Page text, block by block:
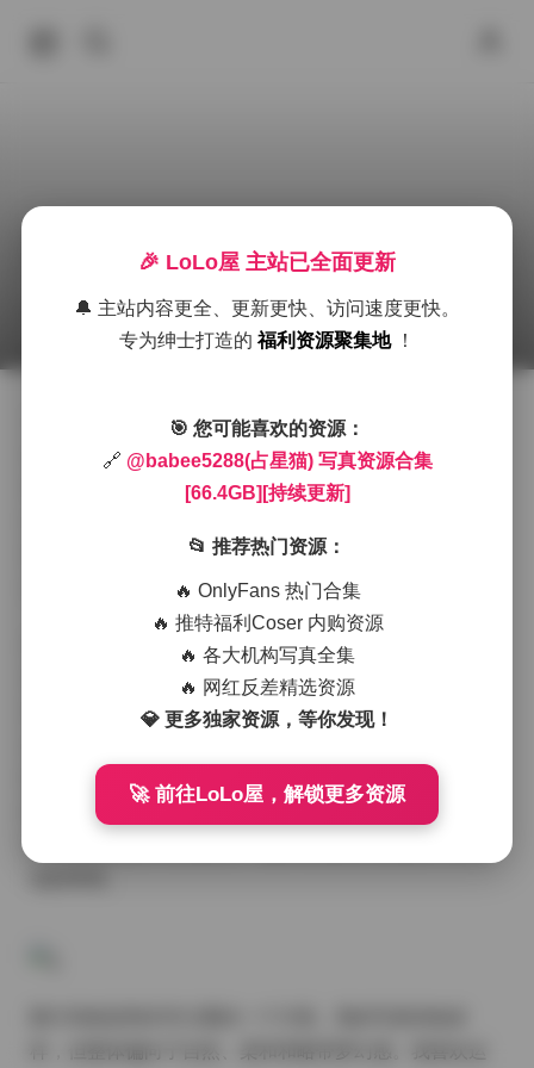
2025年9月25日 下午11:25 岛遇 @babee5288
大家好，我是占星猫，今天想和大家分享我的写真资源
合集，这个合集目前已经达到了66.4GB，并且还在持续
更新中。作为一个热爱写真摄影的博主，我一直希望通
我将从写真内容、图片风格、拍摄氛围以及我的个人气
质等方面，为大家详细介绍这个合集。
首先，写真内容方面，我的合集涵盖了多种主题和场
景。从清新的户外自然风光到充满艺术感的室内布景，
每一组写真都力求展现出不同的情感和故事。无论是阳
镜头捕捉到最真实的瞬间。这些写真不仅仅是图片的堆
砌，更是我对生活、对美的理解和表达。每一张照片都
🎉 LoLo屋 主站已全面更新
🔔 主站内容更全、更新更快、访问速度更快。
专为绅士打造的福利资源聚集地 ！
🎯 您可能喜欢的资源：
🔗 @babee5288(占星猫) 写真资源合集
[66.4GB][持续更新]
📂 推荐热门资源：
🔥 OnlyFans 热门合集
🔥 推特福利Coser 内购资源
🔥 各大机构写真全集
🔥 网红反差精选资源
💎 更多独家资源，等你发现！
🚀 前往LoLo屋，解锁更多资源